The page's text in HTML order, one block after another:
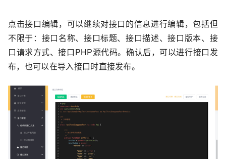
点击接口编辑，可以继续对接口的信息进行编辑，包括但
不限于：接口名称、接口标题、接口描述、接口版本、接
口请求方式、接口PHP源代码。确认后，可以进行接口发
布，也可以在导入接口时直接发布。